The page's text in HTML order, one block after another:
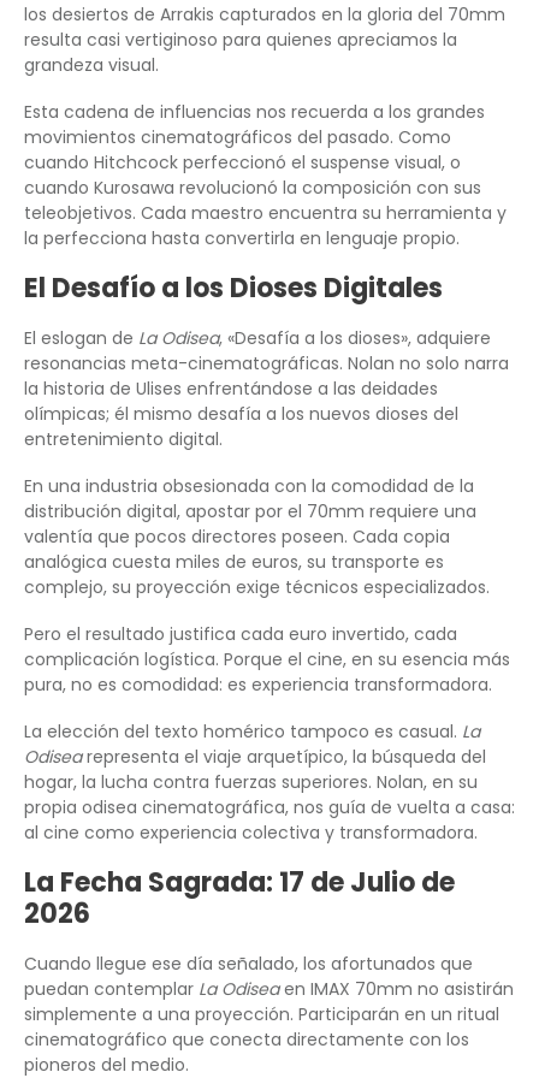
los desiertos de Arrakis capturados en la gloria del 70mm
resulta casi vertiginoso para quienes apreciamos la
grandeza visual.
Esta cadena de influencias nos recuerda a los grandes
movimientos cinematográficos del pasado. Como
cuando Hitchcock perfeccionó el suspense visual, o
cuando Kurosawa revolucionó la composición con sus
teleobjetivos. Cada maestro encuentra su herramienta y
la perfecciona hasta convertirla en lenguaje propio.
El Desafío a los Dioses Digitales
El eslogan de La Odisea, «Desafía a los dioses», adquiere
resonancias meta-cinematográficas. Nolan no solo narra
la historia de Ulises enfrentándose a las deidades
olímpicas; él mismo desafía a los nuevos dioses del
entretenimiento digital.
En una industria obsesionada con la comodidad de la
distribución digital, apostar por el 70mm requiere una
valentía que pocos directores poseen. Cada copia
analógica cuesta miles de euros, su transporte es
complejo, su proyección exige técnicos especializados.
Pero el resultado justifica cada euro invertido, cada
complicación logística. Porque el cine, en su esencia más
pura, no es comodidad: es experiencia transformadora.
La elección del texto homérico tampoco es casual. La
Odisearepresenta el viaje arquetípico, la búsqueda del
hogar, la lucha contra fuerzas superiores. Nolan, en su
propia odisea cinematográfica, nos guía de vuelta a casa:
al cine como experiencia colectiva y transformadora.
La Fecha Sagrada: 17 de Julio de
2026
Cuando llegue ese día señalado, los afortunados que
puedan contemplar La Odiseaen IMAX 70mm no asistirán
simplemente a una proyección. Participarán en un ritual
cinematográfico que conecta directamente con los
pioneros del medio.